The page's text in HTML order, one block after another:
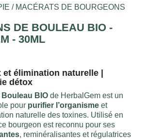
/ MACÉRATS DE BOURGEONS
DE BOULEAU BIO -
- 30ML
et élimination naturelle |
détox
BIO de HerbalGem est un
pour purifier l’organisme et
naturelle des toxines. Utilisé en
bourgeon est reconnu pour ses
, reminéralisantes et régulatrices